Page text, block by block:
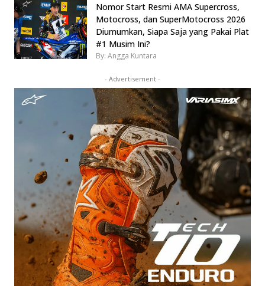
Nomor Start Resmi AMA Supercross,
Motocross, dan SuperMotocross 2026
Diumumkan, Siapa Saja yang Pakai Plat
#1 Musim Ini?
By: Angga Kuntara
- Advertisement -